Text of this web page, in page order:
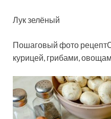
Лук зелёный
Пошаговый фото
курицей, грибами,